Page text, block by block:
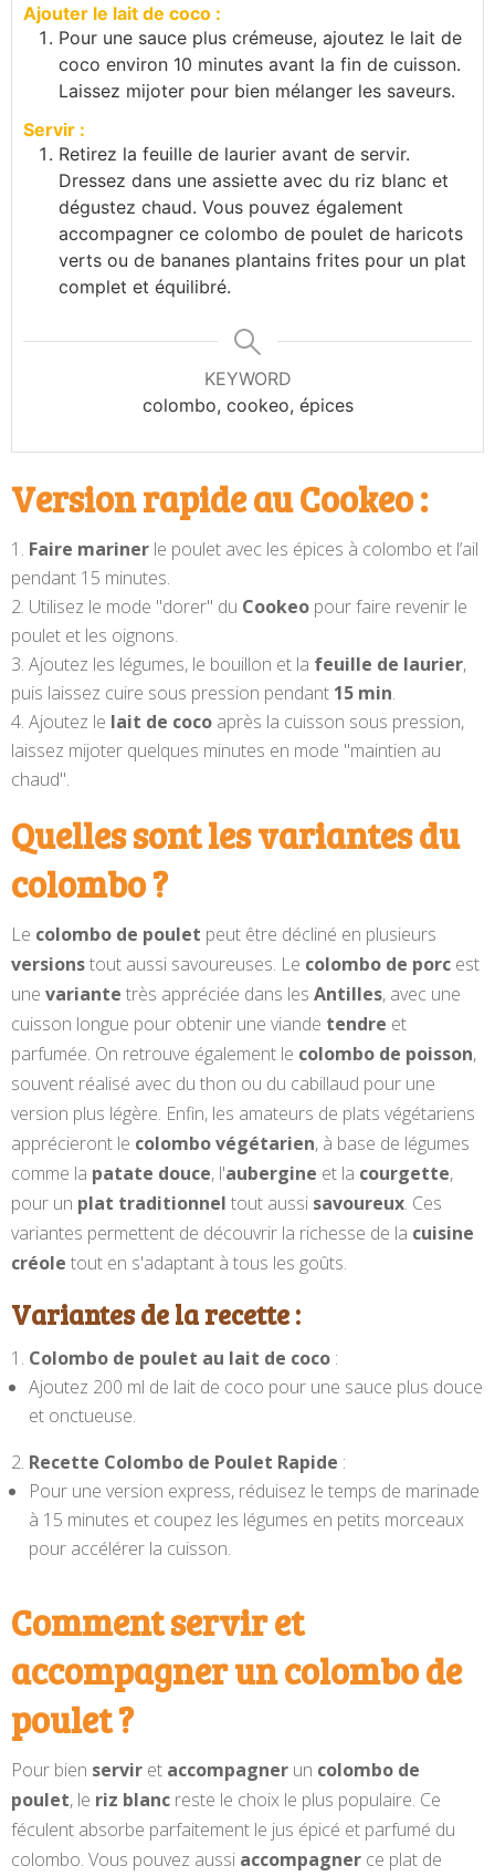
Ajouter le lait de coco :
Pour une sauce plus crémeuse, ajoutez le lait de
coco environ 10 minutes avant la fin de cuisson.
Laissez mijoter pour bien mélanger les saveurs.
Servir :
Retirez la feuille de laurier avant de servir.
Dressez dans une assiette avec du riz blanc et
dégustez chaud. Vous pouvez également
accompagner ce colombo de poulet de haricots
verts ou de bananes plantains frites pour un plat
complet et équilibré.
KEYWORD
colombo, cookeo, épices
Version rapide au Cookeo :
Faire mariner le poulet avec les épices à colombo et l’ail
pendant 15 minutes.
Utilisez le mode "dorer" du Cookeo pour faire revenir le
poulet et les oignons.
Ajoutez les légumes, le bouillon et la feuille de laurier,
puis laissez cuire sous pression pendant 15 min.
Ajoutez le lait de coco après la cuisson sous pression,
laissez mijoter quelques minutes en mode "maintien au
chaud".
Quelles sont les variantes du
colombo ?
Le colombo de poulet peut être décliné en plusieurs
versionstout aussi savoureuses. Le colombo de porc est
une variante très appréciée dans les Antilles, avec une
cuisson longue pour obtenir une viande tendre et
parfumée. On retrouve également le colombo de poisson,
souvent réalisé avec du thon ou du cabillaud pour une
version plus légère. Enfin, les amateurs de plats végétariens
apprécieront le colombo végétarien, à base de légumes
comme la patate douce, l'aubergine et la courgette,
pour un plat traditionnel tout aussi savoureux. Ces
variantes permettent de découvrir la richesse de la cuisine
créole tout en s'adaptant à tous les goûts.
Variantes de la recette :
Colombo de poulet au lait de coco :
Ajoutez 200 ml de lait de coco pour une sauce plus douce
et onctueuse.
Recette Colombo de Poulet Rapide :
Pour une version express, réduisez le temps de marinade
à 15 minutes et coupez les légumes en petits morceaux
pour accélérer la cuisson.
Comment servir et
accompagner un colombo de
poulet ?
Pour bien servir et accompagner un colombo de
poulet, le riz blanc reste le choix le plus populaire. Ce
féculent absorbe parfaitement le jus épicé et parfumé du
colombo. Vous pouvez aussi accompagner ce plat de